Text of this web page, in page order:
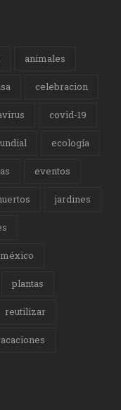
animales
celebracion
covid-19
ecología
eventos
jardines
méxico
plantas
reutilizar